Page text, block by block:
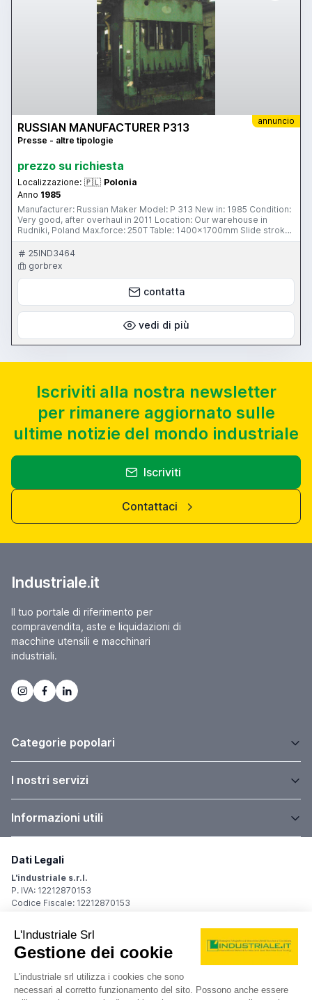
annuncio
RUSSIAN MANUFACTURER P313
Presse - altre tipologie
prezzo su richiesta
Localizzazione: 🇵🇱 Polonia
Anno 1985
Manufacturer: Russian Maker Model: P 313 New in: 1985 Condition:
Very good, after overhaul in 2011 Location: Our warehouse in
Rudniki, Poland Max.force: 250T Table: 1400x1700mm Slide stroke:
600mm Distance between table and slide:1060mm Table
thickness: 160mm Idle stroke of slide: 290mm/sec. Working stroke
of slide: 12mm/sec Slide return: 150mm/sec. Daylight between
columns: 1700mm Ejector's speed: 100mm/sec. Press dimensions:
25IND3464
gorbrex
contatta
vedi di più
Iscriviti alla nostra newsletter
per rimanere aggiornato sulle
ultime notizie del mondo industriale
Iscriviti
Contattaci
Industriale.it
Il tuo portale di riferimento per
compravendita, aste e liquidazioni di
macchine utensili e macchinari
industriali.
Categorie popolari
I nostri servizi
Informazioni utili
Dati Legali
L'industriale s.r.l.
P. IVA: 12212870153
Codice Fiscale: 12212870153
Sede Legale
Via Carlo Dolci, 32
20148 Milano (MI)
Italy